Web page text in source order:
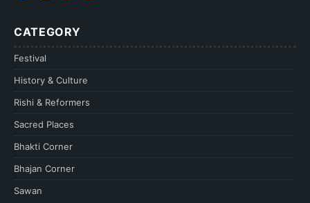
CATEGORY
Festival
History & Culture
Rishi & Reformers
Sacred Places
Bhakti Corner
Bhajan Corner
Sawan